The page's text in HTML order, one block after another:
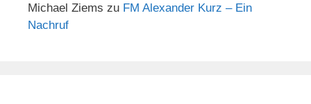
Michael Ziems zu FM Alexander Kurz – Ein
Nachruf